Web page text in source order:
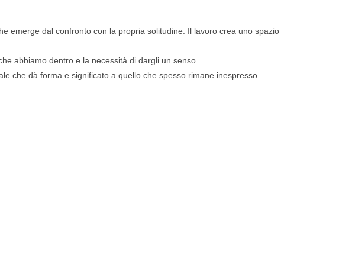
emerge dal confronto con la propria solitudine. Il lavoro crea uno spazio
abbiamo dentro e la necessità di dargli un senso.
che dà forma e significato a quello che spesso rimane inespresso.